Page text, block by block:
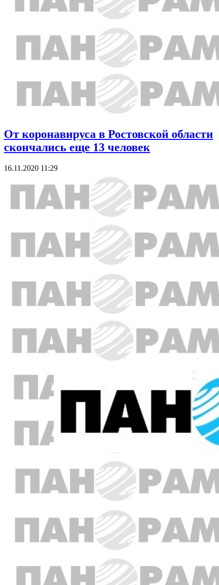
От коронавируса в Ростовской области
скончались еще 13 человек
16.11.2020 11:29